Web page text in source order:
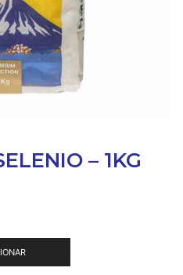
– 1KG